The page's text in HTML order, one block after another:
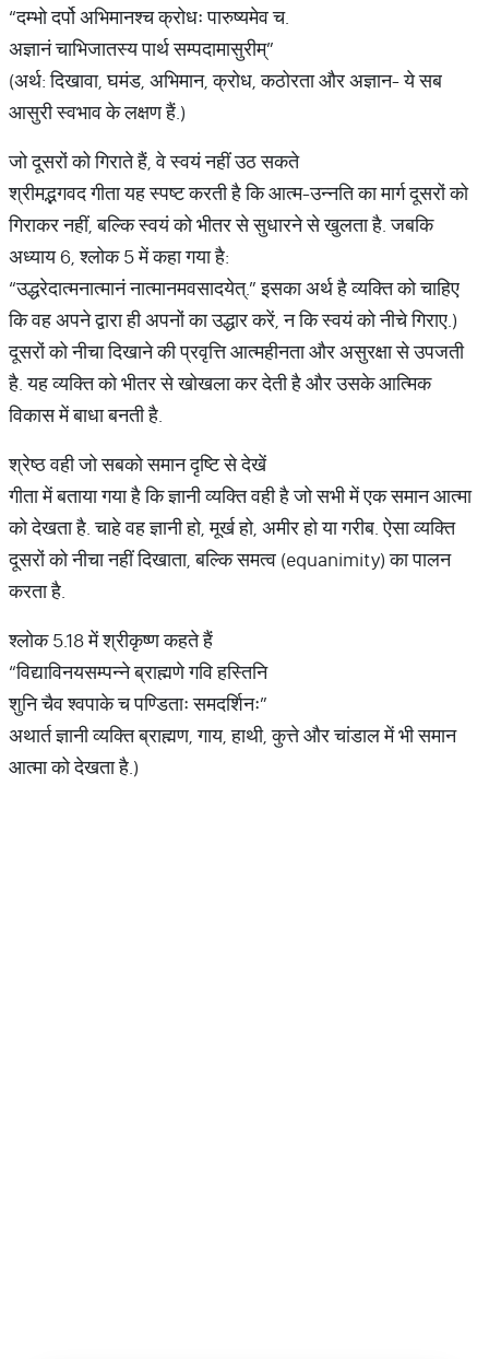
“दम्भो दर्पो अभिमानश्च क्रोधः पारुष्यमेव च.
अज्ञानं चाभिजातस्य पार्थ सम्पदामासुरीम्”
(अर्थ: दिखावा, घमंड, अभिमान, क्रोध, कठोरता और अज्ञान- ये सब
आसुरी स्वभाव के लक्षण हैं.)
जो दूसरों को गिराते हैं, वे स्वयं नहीं उठ सकते
श्रीमद्भगवद गीता यह स्पष्ट करती है कि आत्म-उन्नति का मार्ग दूसरों को
गिराकर नहीं, बल्कि स्वयं को भीतर से सुधारने से खुलता है. जबकि
अध्याय 6, श्लोक 5 में कहा गया है:
“उद्धरेदात्मनात्मानं नात्मानमवसादयेत्.” इसका अर्थ है व्यक्ति को चाहिए
कि वह अपने द्वारा ही अपनों का उद्धार करें, न कि स्वयं को नीचे गिराए.)
दूसरों को नीचा दिखाने की प्रवृत्ति आत्महीनता और असुरक्षा से उपजती
है. यह व्यक्ति को भीतर से खोखला कर देती है और उसके आत्मिक
विकास में बाधा बनती है.
श्रेष्ठ वही जो सबको समान दृष्टि से देखें
गीता में बताया गया है कि ज्ञानी व्यक्ति वही है जो सभी में एक समान आत्मा
को देखता है. चाहे वह ज्ञानी हो, मूर्ख हो, अमीर हो या गरीब. ऐसा व्यक्ति
दूसरों को नीचा नहीं दिखाता, बल्कि समत्व (equanimity) का पालन
करता है.
श्लोक 5.18 में श्रीकृष्ण कहते हैं
“विद्याविनयसम्पन्ने ब्राह्मणे गवि हस्तिनि
शुनि चैव श्वपाके च पण्डिताः समदर्शिनः”
अथार्त ज्ञानी व्यक्ति ब्राह्मण, गाय, हाथी, कुत्ते और चांडाल में भी समान
आत्मा को देखता है.)